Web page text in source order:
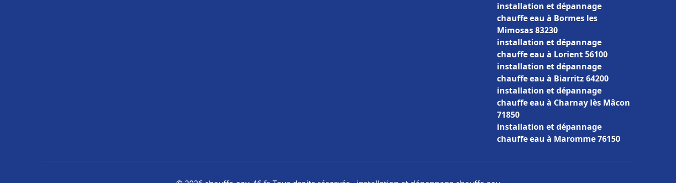
installation et dépannage
chauffe eau à Bormes les
Mimosas 83230
installation et dépannage
chauffe eau à Lorient 56100
installation et dépannage
chauffe eau à Biarritz 64200
installation et dépannage
chauffe eau à Charnay lès Mâcon
71850
installation et dépannage
chauffe eau à Maromme 76150